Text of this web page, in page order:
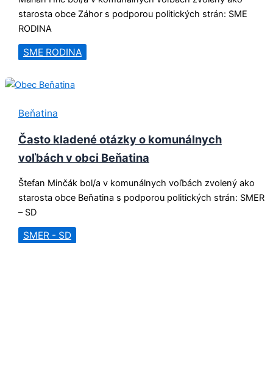
starosta obce Záhor s podporou politických strán: SME
RODINA
SME RODINA
Beňatina
Často kladené otázky o komunálnych
voľbách v obci Beňatina
Štefan Minčák bol/a v komunálnych voľbách zvolený ako
starosta obce Beňatina s podporou politických strán: SMER
– SD
SMER - SD